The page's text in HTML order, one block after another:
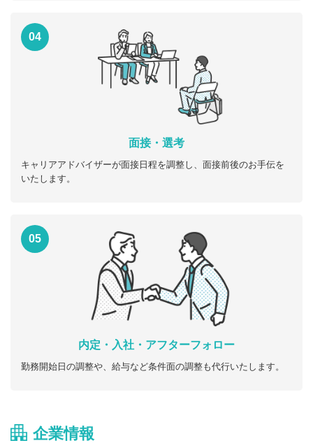
04
面接・選考
キャリアアドバイザーが面接日程を調整し、面接前後のお手伝を
いたします。
05
内定・入社・アフターフォロー
勤務開始日の調整や、給与など条件面の調整も代行いたします。
企業情報